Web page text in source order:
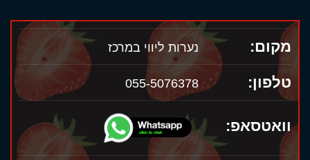
מקום: נערות ליווי במרכז
טלפון: 055-5076378
וואטסאפ: